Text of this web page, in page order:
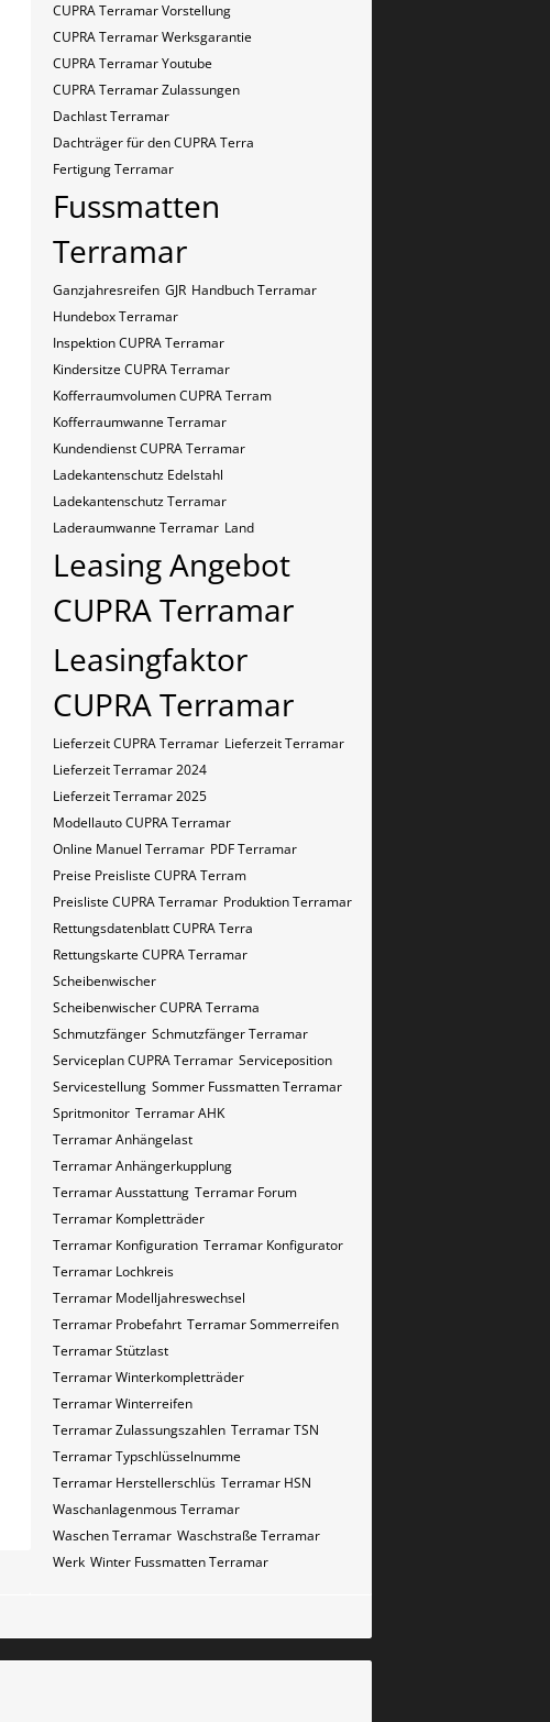
CUPRA Terramar Vorstellung
CUPRA Terramar Werksgarantie
CUPRA Terramar Youtube
CUPRA Terramar Zulassungen
Dachlast Terramar
Dachträger für den CUPRA Terra
Fertigung Terramar
Fussmatten
Terramar
Ganzjahresreifen GJR Handbuch Terramar
Hundebox Terramar
Inspektion CUPRA Terramar
Kindersitze CUPRA Terramar
Kofferraumvolumen CUPRA Terram
Kofferraumwanne Terramar
Kundendienst CUPRA Terramar
Ladekantenschutz Edelstahl
Ladekantenschutz Terramar
Laderaumwanne Terramar Land
Leasing Angebot
CUPRA Terramar
Leasingfaktor
CUPRA Terramar
Lieferzeit CUPRA Terramar Lieferzeit Terramar
Lieferzeit Terramar 2024
Lieferzeit Terramar 2025
Modellauto CUPRA Terramar
Online Manuel Terramar PDF Terramar
Preise Preisliste CUPRA Terram
Preisliste CUPRA Terramar Produktion Terramar
Rettungsdatenblatt CUPRA Terra
Rettungskarte CUPRA Terramar
Scheibenwischer
Scheibenwischer CUPRA​ Terrama
Schmutzfänger Schmutzfänger Terramar
Serviceplan CUPRA Terramar Serviceposition
Servicestellung Sommer Fussmatten Terramar
Spritmonitor Terramar AHK
Terramar Anhängelast
Terramar Anhängerkupplung
Terramar Ausstattung Terramar Forum
Terramar Kompletträder
Terramar Konfiguration Terramar Konfigurator
Terramar Lochkreis
Terramar Modelljahreswechsel
Terramar Probefahrt Terramar Sommerreifen
Terramar Stützlast
Terramar Winterkompletträder
Terramar Winterreifen
Terramar Zulassungszahlen Terramar​​​​ TSN
Terramar​​​​ Typschlüsselnumme
Terramar​​​​​ Herstellerschlüs Terramar​​​​​ HSN
Waschanlagenmous Terramar
Waschen Terramar Waschstraße Terramar
Werk Winter Fussmatten Terramar